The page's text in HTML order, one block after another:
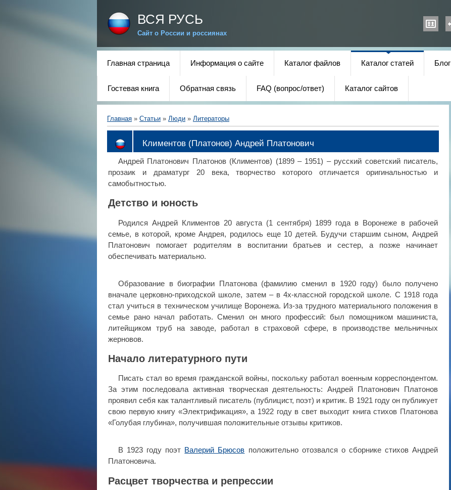
ВСЯ РУСЬ
Сайт о России и россиянах
Главная страница Информация о сайте Каталог файлов Каталог статей Блог
Гостевая книга Обратная связь FAQ (вопрос/ответ) Каталог сайтов
Главная » Статьи » Люди » Литераторы
Климентов (Платонов) Андрей Платонович
Андрей Платонович Платонов (Климентов) (1899 – 1951) – русский советский писатель,
прозаик и драматург 20 века, творчество которого отличается оригинальностью и
самобытностью.
Детство и юность
Родился Андрей Климентов 20 августа (1 сентября) 1899 года в Воронеже в рабочей
семье, в которой, кроме Андрея, родилось еще 10 детей. Будучи старшим сыном, Андрей
Платонович помогает родителям в воспитании братьев и сестер, а позже начинает
обеспечивать материально.
Образование в биографии Платонова (фамилию сменил в 1920 году) было получено
вначале церковно-приходской школе, затем – в 4х-классной городской школе. С 1918 года
стал учиться в техническом училище Воронежа. Из-за трудного материального положения в
семье рано начал работать. Сменил он много профессий: был помощником машиниста,
литейщиком труб на заводе, работал в страховой сфере, в производстве мельничных
жерновов.
Начало литературного пути
Писать стал во время гражданской войны, поскольку работал военным корреспондентом.
За этим последовала активная творческая деятельность: Андрей Платонович Платонов
проявил себя как талантливый писатель (публицист, поэт) и критик. В 1921 году он публикует
свою первую книгу «Электрификация», а 1922 году в свет выходит книга стихов Платонова
«Голубая глубина», получившая положительные отзывы критиков.
В 1923 году поэт Валерий Брюсов положительно отозвался о сборнике стихов Андрей
Платоновича.
Расцвет творчества и репрессии